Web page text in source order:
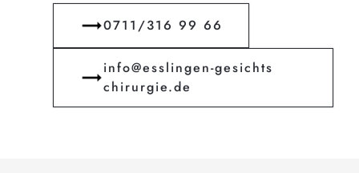
0711/316 99 66
info@esslingen-gesichts​
chirurgie.de